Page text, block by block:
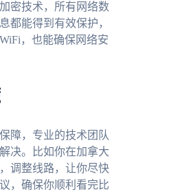
密技术，所有网络数
都能得到有效保护，
，也能确保网络安
障，专业的技术团队
决。比如你在加拿大
调整线路，让你尽快
，确保你顺利看完比